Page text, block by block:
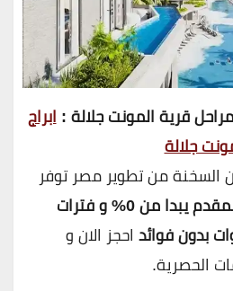
قرية المونت جلالة :ابراج
جلالة
السخنة من تطوير مصر توفر
بمقدم يبدا من 0% و فترات
احجز الان و
الحصرية.